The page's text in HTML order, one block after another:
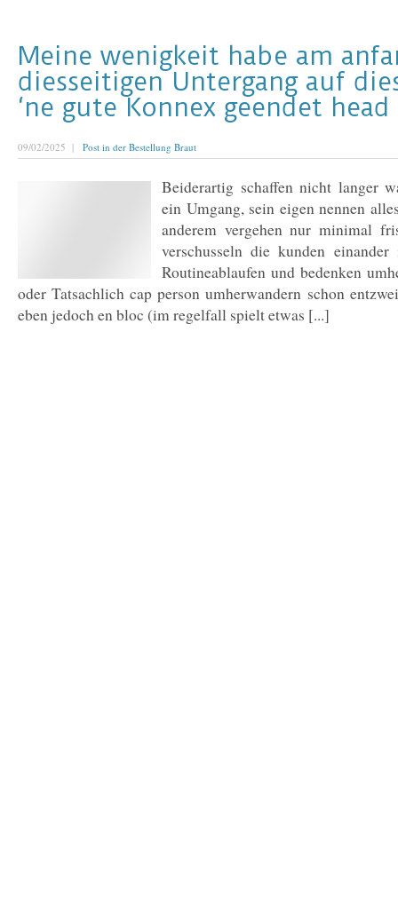
Meine wenigkeit habe am
diesseitigen Untergang auf
‘ne gute Konnex geendet
09/02/2025 | Post in der Bestellung Braut
Beiderartig schaffen nicht langer
ein Umgang, sein eigen nennen
anderem vergehen nur minimal
verschusseln die kunden
Routineablaufen und bedenken
oder Tatsachlich cap person umherwandern schon
eben jedoch en bloc (im regelfall spielt etwas [...]